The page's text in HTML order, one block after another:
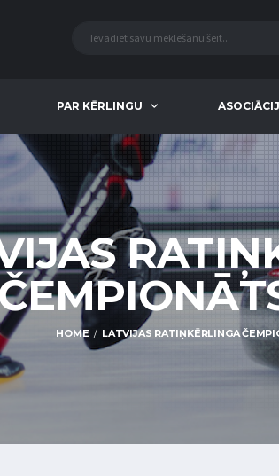
PAR KĒRLINGU
HOME LATVIJAS RATIŅKĒRLINGA